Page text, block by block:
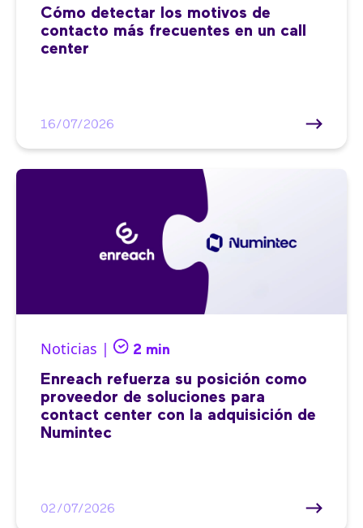
Cómo detectar los motivos de
contacto más frecuentes en un call
center
16/07/2026
Noticias | 2 min
Enreach refuerza su posición como
proveedor de soluciones para
contact center con la adquisición de
Numintec
02/07/2026